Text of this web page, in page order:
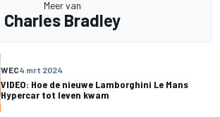
Meer van
Charles Bradley
WEC4 mrt 2024
VIDEO: Hoe de nieuwe Lamborghini Le Mans
Hypercar tot leven kwam